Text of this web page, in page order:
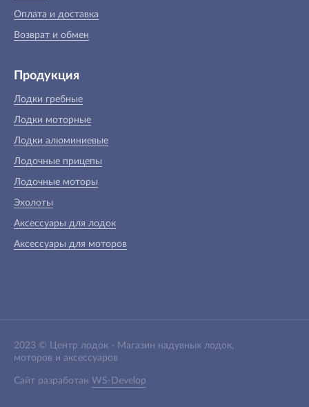
Оплата и доставка
Возврат и обмен
Продукция
Лодки гребные
Лодки моторные
Лодки алюминиевые
Лодочные прицепы
Лодочные моторы
Эхолоты
Аксессуары для лодок
Аксессуары для моторов
2023 © Центр лодок - Магазин надувных лодок,
моторов и аксессуаров
Сайт разработан WS-Develop